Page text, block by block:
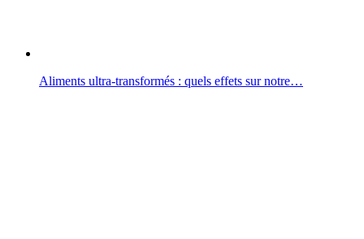
Aliments ultra-transformés : quels effets sur notre…